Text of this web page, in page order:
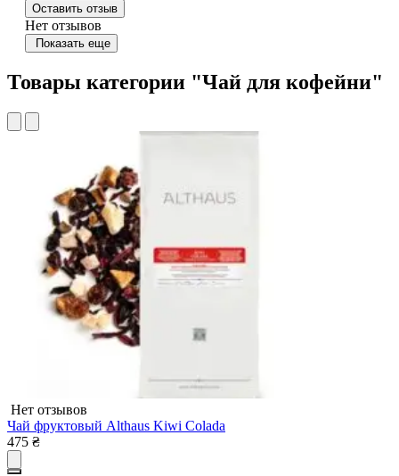
Оставить отзыв
Нет отзывов
Показать еще
Товары категории "Чай для кофейни"
Нет отзывов
Чай фруктовый Althaus Kiwi Colada
475 ₴